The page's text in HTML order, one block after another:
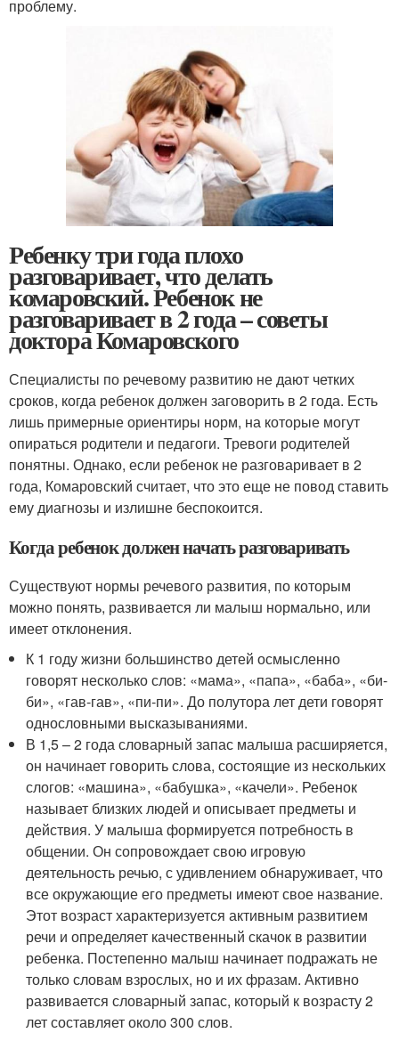
проблему.
Ребенку три года плохо
разговаривает, что делать
комаровский. Ребенок не
разговаривает в 2 года – советы
доктора Комаровского
Специалисты по речевому развитию не дают четких
сроков, когда ребенок должен заговорить в 2 года. Есть
лишь примерные ориентиры норм, на которые могут
опираться родители и педагоги. Тревоги родителей
понятны. Однако, если ребенок не разговаривает в 2
года, Комаровский считает, что это еще не повод ставить
ему диагнозы и излишне беспокоится.
Когда ребенок должен начать разговаривать
Существуют нормы речевого развития, по которым
можно понять, развивается ли малыш нормально, или
имеет отклонения.
К 1 году жизни большинство детей осмысленно
говорят несколько слов: «мама», «папа», «баба», «би-
би», «гав-гав», «пи-пи». До полутора лет дети говорят
однословными высказываниями.
В 1,5 – 2 года словарный запас малыша расширяется,
он начинает говорить слова, состоящие из нескольких
слогов: «машина», «бабушка», «качели». Ребенок
называет близких людей и описывает предметы и
действия. У малыша формируется потребность в
общении. Он сопровождает свою игровую
деятельность речью, с удивлением обнаруживает, что
все окружающие его предметы имеют свое название.
Этот возраст характеризуется активным развитием
речи и определяет качественный скачок в развитии
ребенка. Постепенно малыш начинает подражать не
только словам взрослых, но и их фразам. Активно
развивается словарный запас, который к возрасту 2
лет составляет около 300 слов.